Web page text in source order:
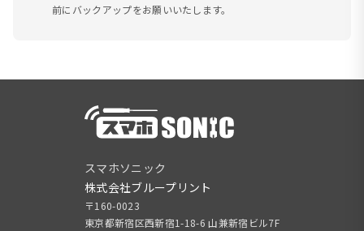
前にバックアップをお願いいたします。
スマホソニック
株式会社ブループリント
〒160-0023
東京都新宿区西新宿1-18-6 山兼新宿ビル7F